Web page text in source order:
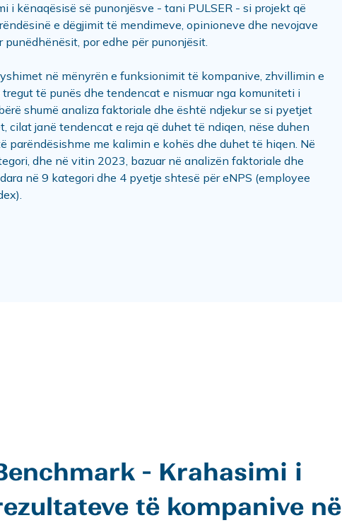
i kënaqësisë së punonjësve - tani PULSER - si projekt që
e dëgjimit të mendimeve, opinioneve dhe nevojave
por edhe për punonjësit.
në mënyrën e funksionimit të kompanive, zhvillimin e
të punës dhe tendencat e nismuar nga komuniteti i
shumë analiza faktoriale dhe është ndjekur se si pyetjet
cilat janë tendencat e reja që duhet të ndiqen, nëse duhen
parëndësishme me kalimin e kohës dhe duhet të hiqen. Në
dhe në vitin 2023, bazuar në analizën faktoriale dhe
në 9 kategori dhe 4 pyetje shtesë për eNPS (employee
- Krahasimi i
të kompanive në